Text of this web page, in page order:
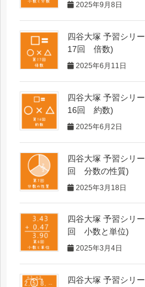
2025年9月8日
四谷大塚 予習シリ
17回 倍数)
2025年6月11日
四谷大塚 予習シリ
16回 約数)
2025年6月2日
四谷大塚 予習シリ
回 分数の性質)
2025年3月18日
四谷大塚 予習シリ
回 小数と単位)
2025年3月4日
四谷大塚 予習シリ